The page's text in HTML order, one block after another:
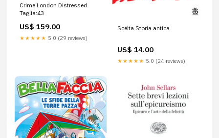
Crime London Distressed
Taglia:43
US$ 159.00
★★★★★ 5.0 (29 reviews)
Scelta Storia antica
US$ 14.00
★★★★★ 5.0 (24 reviews)